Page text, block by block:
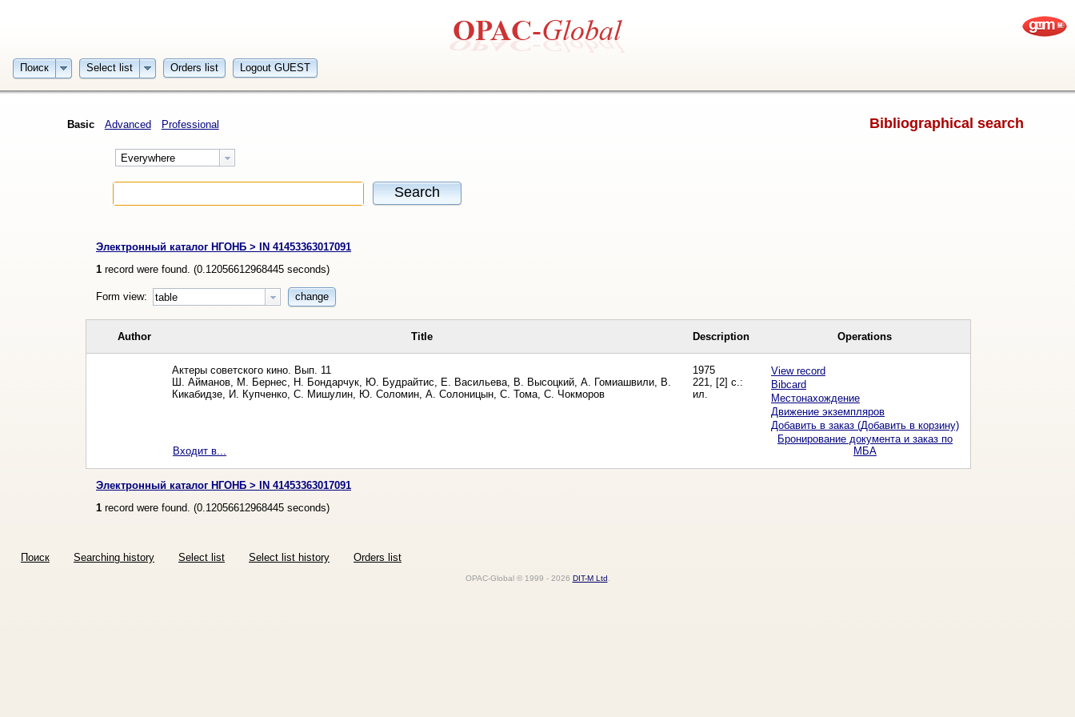
Поиск Select list Orders list Logout GUEST
Bibliographical search
Basic Advanced Professional
Everywhere
Search
Электронный каталог НГОНБ > IN 41453363017091
1record were found. (0.12056612968445seconds)
Form view: table change
Author Title Description Operations
Актеры советского кино. Вып. 11
Ш. Айманов, М. Бернес, Н. Бондарчук, Ю. Будрайтис, Е. Васильева, В. Высоцкий, А. Гомиашвили, В.
Кикабидзе, И. Купченко, С. Мишулин, Ю. Соломин, А. Солоницын, С. Тома, С. Чокморов
1975
221, [2] с.:
ил.
View record
Bibcard
Местонахождение
Движение экземпляров
Добавить в заказ (Добавить в корзину)
Бронирование документа и заказ по
МБА
Входит в...
Электронный каталог НГОНБ > IN 41453363017091
1record were found. (0.12056612968445seconds)
Поиск Searching history Select list Select list history Orders list
OPAC-Global © 1999 - 2026 DIT-M Ltd